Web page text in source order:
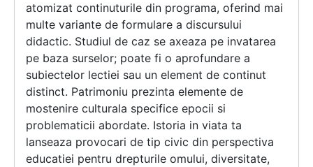
atomizat continuturile din programa, oferind mai
multe variante de formulare a discursului
didactic. Studiul de caz se axeaza pe invatarea
pe baza surselor; poate fi o aprofundare a
subiectelor lectiei sau un element de continut
distinct. Patrimoniu prezinta elemente de
mostenire culturala specifice epocii si
problematicii abordate. Istoria in viata ta
lanseaza provocari de tip civic din perspectiva
educatiei pentru drepturile omului, diversitate,